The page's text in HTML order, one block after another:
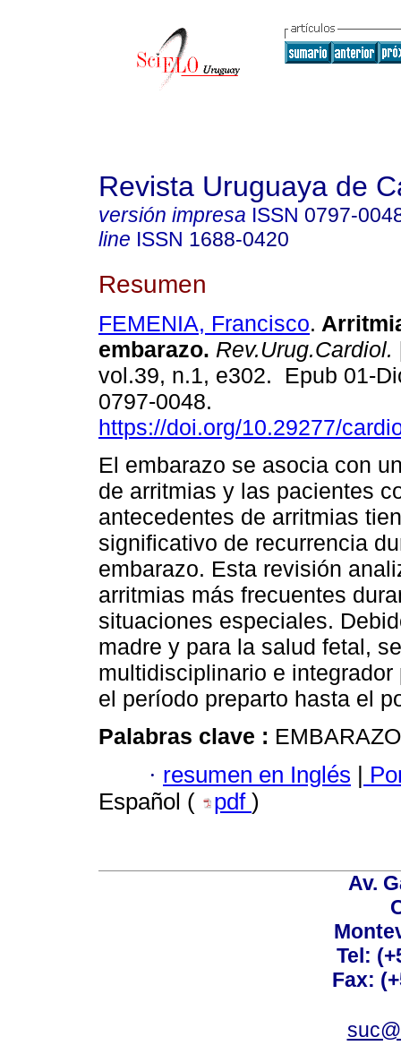
Revista Uruguaya de
versión impresa ISSN 0797-
line ISSN 1688-0420
Resumen
FEMENIA, Francisco.
embarazo. Rev.Urug.Cardiol.
vol.39, n.1, e302. Epub 01-
0797-0048.
https://doi.org/10.29277/
El embarazo se asocia con
de arritmias y las pacientes
antecedentes de arritmias
significativo de recurrencia
embarazo. Esta revisión
arritmias más frecuentes
situaciones especiales.
madre y para la salud fetal,
multidisciplinario e
el período preparto hasta el
Palabras clave :
· resumen en Inglés |
Español (
pdf )
Av.
Tel:
Fax: